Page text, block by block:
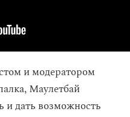
и модератором
Маулетбай
и дать возможность